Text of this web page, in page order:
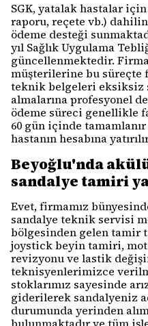
SGK, yatalak hastalar
raporu, reçete vb.)
ödeme desteği
yıl Sağlık Uygulama
güncellenmektedir.
müşterilerine bu süreçte
teknik belgeleri eksiksiz
almalarına profesyonel
ödeme süreci genellikle
60 gün içinde
hastanın hesabına
Beyoğlu'nda
sandalye tamiri
Evet, firmamız
sandalye teknik servisi
bölgesinden gelen tamir
joystick beyin tamiri,
revizyonu ve lastik
teknisyenlerimizce
stoklarımız sayesinde
giderilerek sandalyeniz
durumunda yerinden